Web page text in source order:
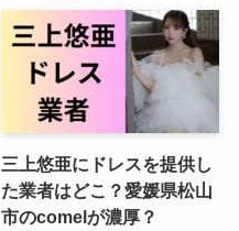
三上悠亜にドレスを提供し
た業者はどこ？愛媛県松山
市のcomelが濃厚？